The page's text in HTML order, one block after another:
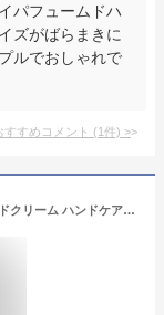
パフュームドハ
ズがばらまきに
ルでおしゃれで
すすめコメント (1件) >
プレゼント ギフト Plusbelle プリュベル ハンドクリーム ハンドケア メール便 ミニギフト プチギフト